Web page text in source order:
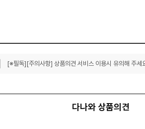
[※필독][주의사항] 상품의견 서비스 이용시 유의해 주세
다나와 상품의견